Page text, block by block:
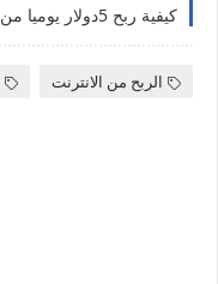
الربح من الانترنت